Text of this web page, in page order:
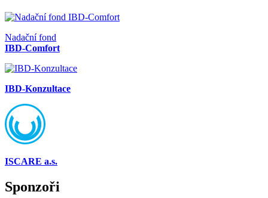
Nadační fond
IBD-Comfort
IBD-Konzultace
ISCARE a.s.
Sponzoři